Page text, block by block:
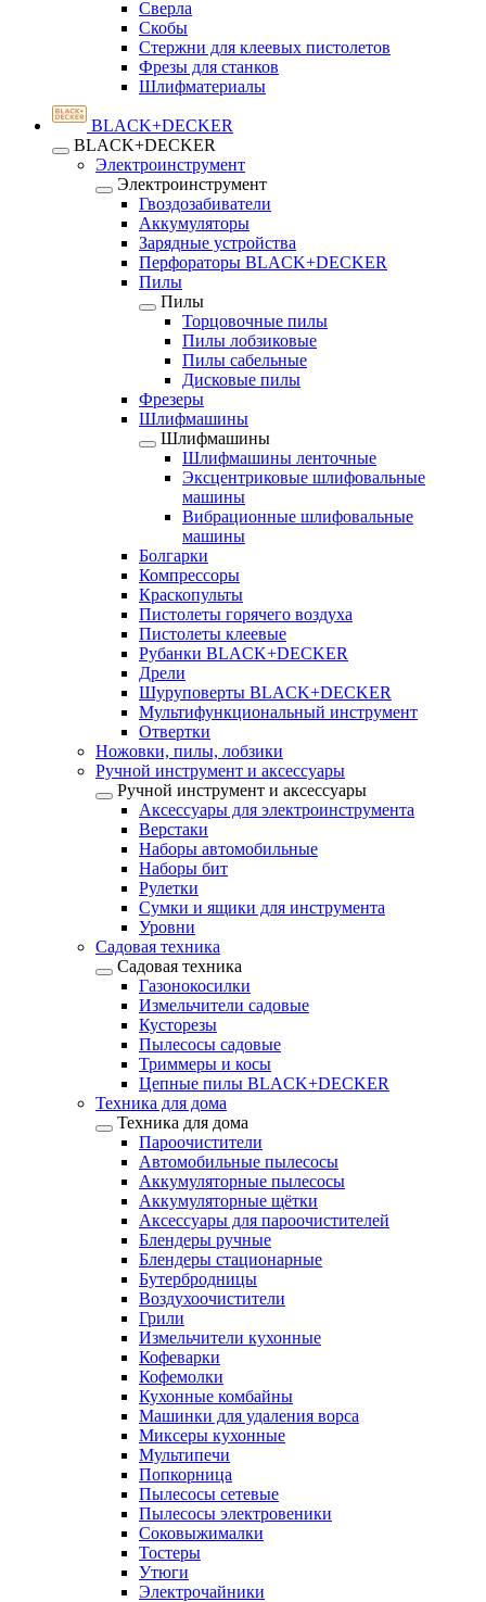
Сверла
Скобы
Стержни для клеевых пистолетов
Фрезы для станков
Шлифматериалы
BLACK+DECKER
BLACK+DECKER
Электроинструмент
Электроинструмент
Гвоздозабиватели
Аккумуляторы
Зарядные устройства
Перфораторы BLACK+DECKER
Пилы
Пилы
Торцовочные пилы
Пилы лобзиковые
Пилы сабельные
Дисковые пилы
Фрезеры
Шлифмашины
Шлифмашины
Шлифмашины ленточные
Эксцентриковые шлифовальные
машины
Вибрационные шлифовальные
машины
Болгарки
Компрессоры
Краскопульты
Пистолеты горячего воздуха
Пистолеты клеевые
Рубанки BLACK+DECKER
Дрели
Шуруповерты BLACK+DECKER
Мультифункциональный инструмент
Отвертки
Ножовки, пилы, лобзики
Ручной инструмент и аксессуары
Ручной инструмент и аксессуары
Аксессуары для электроинструмента
Верстаки
Наборы автомобильные
Наборы бит
Рулетки
Сумки и ящики для инструмента
Уровни
Садовая техника
Садовая техника
Газонокосилки
Измельчители садовые
Кусторезы
Пылесосы садовые
Триммеры и косы
Цепные пилы BLACK+DECKER
Техника для дома
Техника для дома
Пароочистители
Автомобильные пылесосы
Аккумуляторные пылесосы
Аккумуляторные щётки
Аксессуары для пароочистителей
Блендеры ручные
Блендеры стационарные
Бутербродницы
Воздухоочистители
Грили
Измельчители кухонные
Кофеварки
Кофемолки
Кухонные комбайны
Машинки для удаления ворса
Миксеры кухонные
Мультипечи
Попкорница
Пылесосы сетевые
Пылесосы электровеники
Соковыжималки
Тостеры
Утюги
Электрочайники